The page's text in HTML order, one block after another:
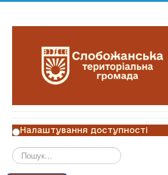
Налаштування доступності